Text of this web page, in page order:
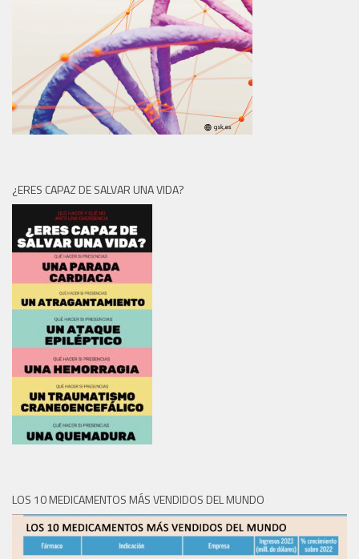
¿ERES CAPAZ DE SALVAR UNA VIDA?
LOS 10 MEDICAMENTOS MÁS VENDIDOS DEL MUNDO